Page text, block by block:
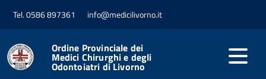
Tel. 0586 897361 info@medicilivorno.it
Ordine Provinciale dei
Medici Chirurghi e degli
Odontoiatri di Livorno